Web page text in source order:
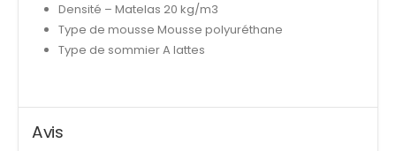
Densité – Matelas 20 kg/m3
Type de mousse Mousse polyuréthane
Type de sommier A lattes
Avis